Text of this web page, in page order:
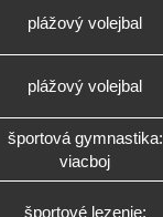
plážový volejbal
plážový volejbal
športová gymnastika:
viacboj
športové lezenie: